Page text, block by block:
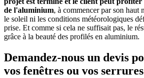
de l'aluminium, à commencer par son haut
le soleil ni les conditions météorologiques
prise. Et comme si cela ne suffisait pas, le
grâce à la beauté des profilés en aluminium.
Demandez-nous un devis
vos fenêtres ou vos serrures